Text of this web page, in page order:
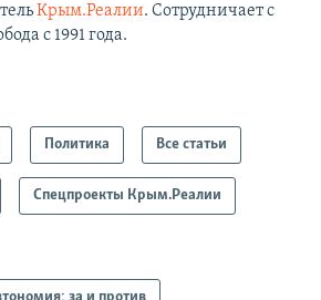
Крым.Реалии. Сотрудничает с
с 1991 года.
Политика Все статьи
Спецпроекты Крым.Реалии